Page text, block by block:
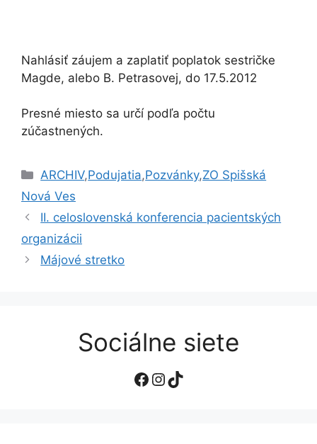
Nahlásiť záujem a zaplatiť poplatok sestričke
Magde, alebo B. Petrasovej, do 17.5.2012
Presné miesto sa určí podľa počtu
zúčastnených.
Kategórie
ARCHIV,Podujatia,Pozvánky,ZO Spišská
Nová Ves
II. celoslovenská konferencia pacientských
organizácii
Májové stretko
Sociálne siete
Facebook
Instagram
TikTok